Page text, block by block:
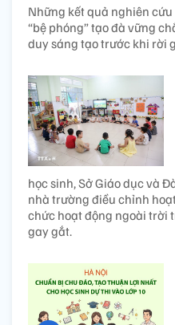
Những kết quả nghiên
“bệ phóng” tạo đà vững
duy sáng tạo trước khi rời
học sinh, Sở Giáo dục và
nhà trường điều chỉnh
chức hoạt động ngoài trời
gay gắt.